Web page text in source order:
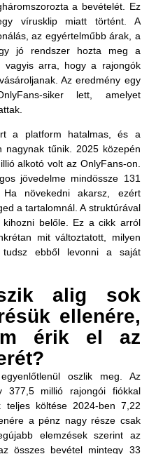
a bevételét. Ez
vírusklip miatt történt. A
az egyértelműbb árak, a
jó rendszer hozta meg a
vagyis arra, hogy a rajongók
Az eredmény egy
siker lett, amelyet
a platform hatalmas, és a
nagynak tűnik. 2025 közepén
alkotó volt az OnlyFans-on.
jövedelme mindössze 131
növekedni akarsz, ezért
a tartalomnál. A struktúrával
belőle. Ez a cikk arról
mit változtatott, milyen
ebből levonni a saját
alig sok
ellenére,
érik el az
oszlik meg. Az
377,5 millió rajongói fiókkal
teljes költése 2024-ben 7,22
a pénz nagy része csak
elemzések szerint az
összes bevétel mintegy 33